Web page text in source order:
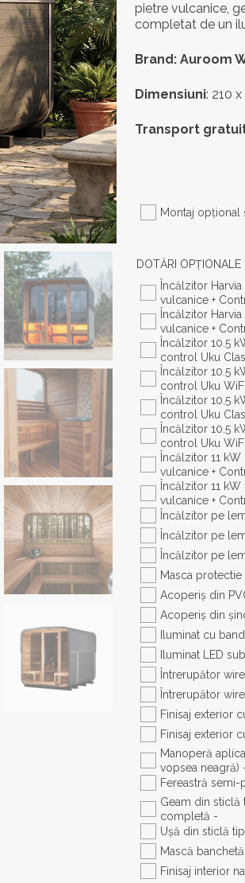
pietre vulcanice,
completat de un
Brand: Auroom
Dimensiuni: 210
Transport
Montaj opţional
DOTĂRI OPŢIONALE
Încălzitor
vulcanice +
Încălzitor
Încălzitor 10.5
control Uku
Încălzitor 10.5 kW Hive Mini
control Uku
Încălzitor 10.5
control Uku
Încălzitor 10.5
control Uku
Încălzitor 11 kW
vulcanice +
Încălzitor 11 kW
vulcanice +
Încălzitor pe
Încălzitor pe
Încălzitor pe
Masca
Acoperiș din
Acoperiș din
Iluminat cu
Iluminat LED
Întrerupător
Întrerupător
Finisaj exterior
Finisaj exterior
Manoperă
vopsea neagră)
Fereastră
Geam din sticlă
completă -
Ușă din sticlă
Mască
Finisaj interior